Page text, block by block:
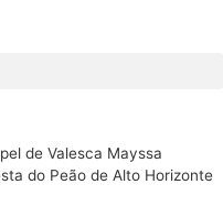
de Valesca Mayssa
do Peão de Alto Horizonte